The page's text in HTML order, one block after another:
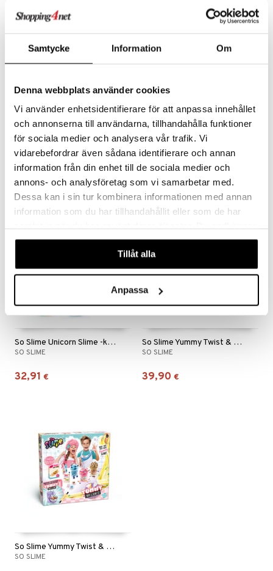
Samtycke Information Om
Denna webbplats använder cookies
Vi använder enhetsidentifierare för att anpassa innehållet
och annonserna till användarna, tillhandahålla funktioner
för sociala medier och analysera vår trafik. Vi
vidarebefordrar även sådana identifierare och annan
information från din enhet till de sociala medier och
annons- och analysföretag som vi samarbetar med.
Dessa kan i sin tur kombinera informationen med annan
information som du har tillhandahållit eller som de har
våra cookies vid fortsatt användande av vår webbplats.
Tillåt alla
Anpassa
So Slime Fluffy Slime Factory
SO SLIME
35,91 €
SO SLIME
16,90 €
So Slime Unicorn Slime -kotelo
SO SLIME
32,91 €
So Slime Yummy Twist & Slime
SO SLIME
39,90 €
So Slime Yummy Twist & Slime Kit
SO SLIME
& Pesonen